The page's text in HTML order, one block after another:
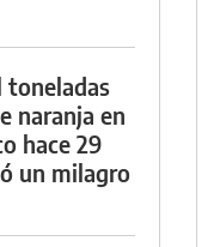
toneladas
naranja en
hace 29
un milagro